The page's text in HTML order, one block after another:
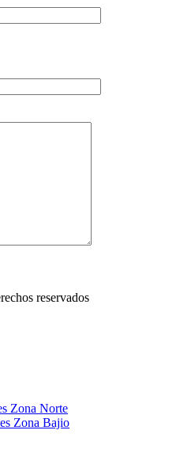
reservados
Zona Norte
Zona Bajio